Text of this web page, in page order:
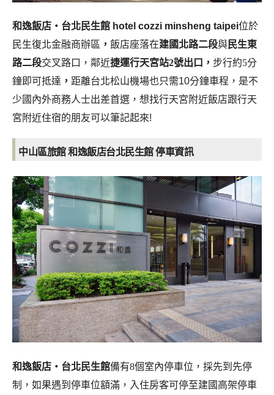
和逸飯店‧台北民生館 hotel cozzi minsheng taipei位於
民生復北金融商辦區 ， 飯店座落在建國北路二段與民生東
路二段交叉路口，鄰近捷運行天宮站2號出口， 步行約5分
鐘即可抵達 ， 距離台北松山機場也只需10分鐘車程，是不
少國內外商務人士出差首選，想找行天宮附近飯店跟行天
宮附近住宿的朋友可以筆記起來!
中山區旅館 和逸飯店台北民生館 停車資訊
和逸飯店‧台北民生館備有8個室內停車位，採先到先停
制，如果遇到停車位額滿，入住房客可停至建國高架停車